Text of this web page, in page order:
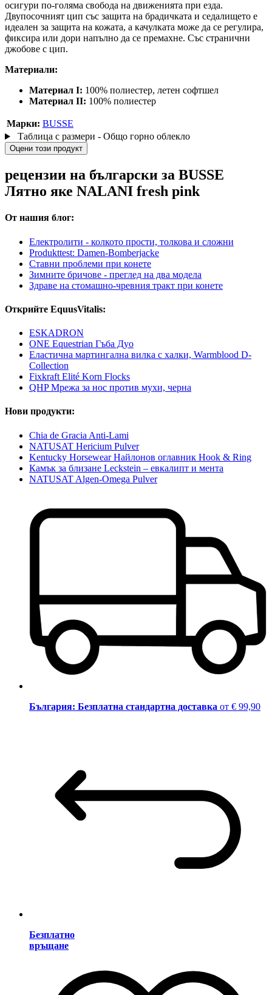
осигури по-голяма свобода на движенията при езда.
Двупосочният цип със защита на брадичката и седалището е
идеален за защита на кожата, а качулката може да се регулира,
фиксира или дори напълно да се премахне. Със странични
джобове с цип.
Материали:
Материал I: 100% полиестер, летен софтшел
Материал II: 100% полиестер
Марки: BUSSE
Таблица с размери - Общо горно облекло
Оцени този продукт
рецензии на български за BUSSE
Лятно яке NALANI fresh pink
От нашия блог:
Електролити - колкото прости, толкова и сложни
Produkttest: Damen-Bomberjacke
Ставни проблеми при конете
Зимните бричове - преглед на два модела
Здраве на стомашно-чревния тракт при конете
Открийте EquusVitalis:
ESKADRON
ONE Equestrian Гъба Дуо
Еластична мартингална вилка с халки, Warmblood D-
Collection
Fixkraft Elité Korn Flocks
QHP Мрежа за нос против мухи, черна
Нови продукти:
Chia de Gracia Anti-Lami
NATUSAT Hericium Pulver
Kentucky Horsewear Найлонов оглавник Hook & Ring
Камък за близане Leckstein – евкалипт и мента
NATUSAT Algen-Omega Pulver
България: Безплатна стандартна доставка от € 99,90
Безплатно
връщане